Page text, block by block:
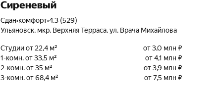
Сиреневый
Сдан•комфорт•4.3 (529)
Ульяновск, мкр. Верхняя Терраса, ул. Врача Михайлова
Студии от 22,4 м²
от 3,0 млн ₽
1-комн. от 33,5 м²
от 4,1 млн ₽
2-комн. от 35 м²
от 3,9 млн ₽
3-комн. от 68,4 м²
от 7,5 млн ₽